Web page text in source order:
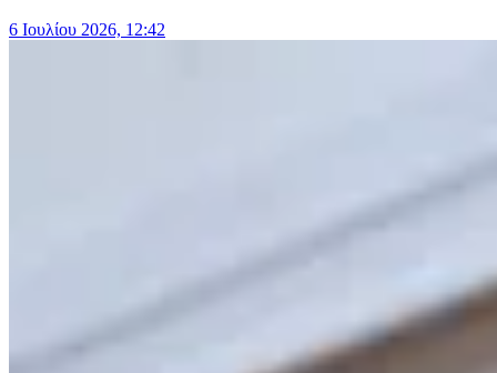
6 Ιουλίου 2026, 12:42